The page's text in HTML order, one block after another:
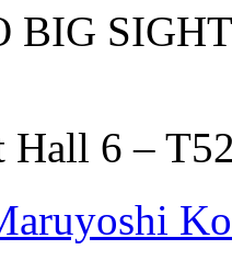
BIG
Hall 6 –